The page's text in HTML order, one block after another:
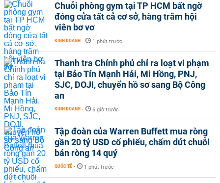
Chuỗi phòng gym tại TP HCM bất ngờ
đóng cửa tất cả cơ sở, hàng trăm hội
viên bơ vơ
KINH DOANH - 1 phút trước
Thanh tra Chính phủ chỉ ra loạt vi phạm
tại Bảo Tín Mạnh Hải, Mi Hồng, PNJ,
SJC, DOJI, chuyển hồ sơ sang Bộ Công
an
KINH DOANH - 6 giờ trước
Tập đoàn của Warren Buffett mua ròng
gần 20 tỷ USD cổ phiếu, chấm dứt chuỗi
bán ròng 14 quý
QUỐC TẾ - 1 phút trước